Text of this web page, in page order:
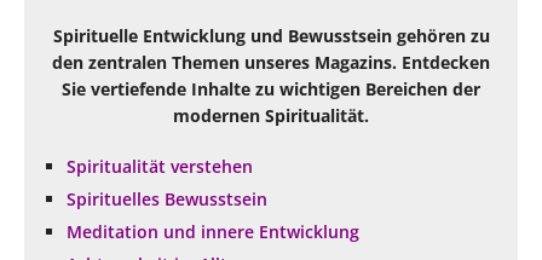
Spirituelle Entwicklung und Bewusstsein gehören zu
den zentralen Themen unseres Magazins. Entdecken
Sie vertiefende Inhalte zu wichtigen Bereichen der
modernen Spiritualität.
Spiritualität verstehen
Spirituelles Bewusstsein
Meditation und innere Entwicklung